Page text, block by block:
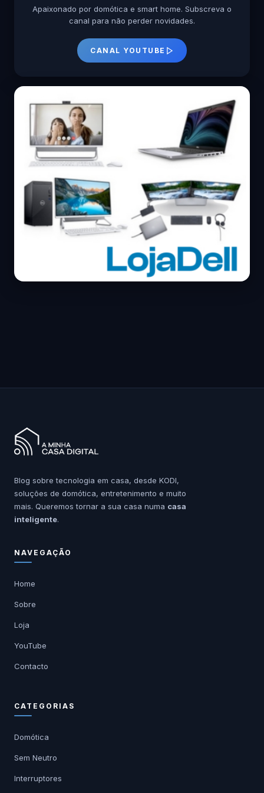
Apaixonado por domótica e smart home. Subscreva o
canal para não perder novidades.
CANAL YOUTUBE
Blog sobre tecnologia em casa, desde KODI,
soluções de domótica, entretenimento e muito
mais. Queremos tornar a sua casa numa casa
inteligente.
NAVEGAÇÃO
Home
Sobre
Loja
YouTube
Contacto
CATEGORIAS
Domótica
Sem Neutro
Interruptores